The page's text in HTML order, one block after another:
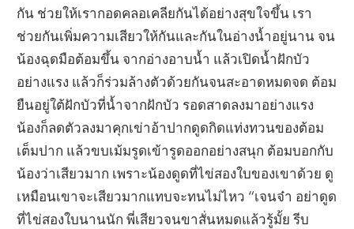
กัน ช่วยให้เรากอดคลอเคลียกันได้อย่างสุขใจขึ้น เรา
ช่วยกันเพิ่มความเสียวให้กันและกันในอ่างน้ำอยู่นาน จน
น้องฉุดมือต้อมขึ้น จากอ่างอาบน้ำ แล้วเปิดน้ำฝักบัว
อย่างแรง แล้วก็ร่วมล้างตัวด้วยกันจนสะอาดหมดจด ต้อม
ยืนอยู่ใต้ฝักบัวที่น้ำจากฝักบัว รอดสาดลงมาอย่างแรง
น้องก็ลดตัวลงมาคุกเข่าอ้าปากดูดกิดแท่งทวนของต้อม
เต็มปาก แล้วขบเม้มรูดเข้ารูดออกอย่างสนุก ต้อมบอกกับ
น้องว่าเสียวมาก เพราะน้องดูดที่ไข่สองใบของเขาด้วย ดู
เหมือนเขาจะเสียวมากแทบจะทนไม่ไหว “เจนจ๋า อย่าดูด
ที่ไข่สองใบนานนัก พี่เสียวจนขาสั่นหมดแล้วรู้มั้ย รีบ